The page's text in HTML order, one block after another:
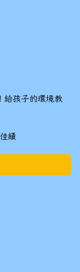
給孩子的環境教
績